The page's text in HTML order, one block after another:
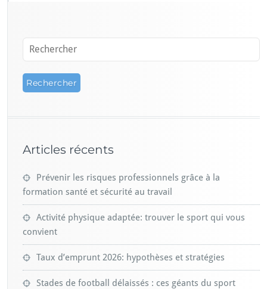
Articles récents
Prévenir les risques professionnels grâce à la
formation santé et sécurité au travail
Activité physique adaptée: trouver le sport qui vous
convient
Taux d’emprunt 2026: hypothèses et stratégies
Stades de football délaissés : ces géants du sport